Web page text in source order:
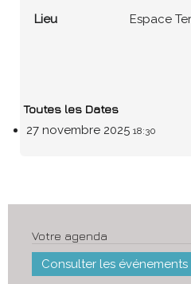
Lieu Espace
Toutes les Dates
27 novembre 2025 18:30
Votre agenda
Consulter les événements